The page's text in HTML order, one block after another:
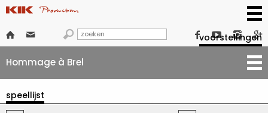
      
voorstellingen
Hommage à Brel
speellijst